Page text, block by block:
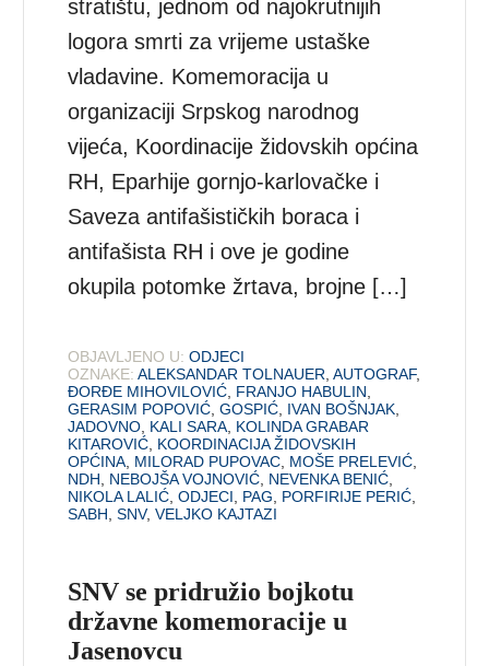
stratištu, jednom od najokrutnijih
logora smrti za vrijeme ustaške
vladavine. Komemoracija u
organizaciji Srpskog narodnog
vijeća, Koordinacije židovskih općina
RH, Eparhije gornjo-karlovačke i
Saveza antifašističkih boraca i
antifašista RH i ove je godine
okupila potomke žrtava, brojne […]
OBJAVLJENO U: ODJECI
OZNAKE: ALEKSANDAR TOLNAUER ,AUTOGRAF,
ĐORĐE MIHOVILOVIĆ FRANJO HABULIN
GERASIM POPOVIĆ ,GOSPIĆ IVAN BOŠNJAK
JADOVNO KALI SARA KOLINDA GRABAR
KITAROVIĆ KOORDINACIJA ŽIDOVSKIH
OPĆINA MILORAD PUPOVAC MOŠE PRELEVIĆ
NDH
NEBOJŠA VOJNOVIĆ NEVENKA BENIĆ
NIKOLA LALIĆ ,ODJECI PAG PORFIRIJE PERIĆ
SABH ,SNV,VELJKO KAJTAZI
SNV se pridružio bojkotu
državne komemoracije u
Jasenovcu